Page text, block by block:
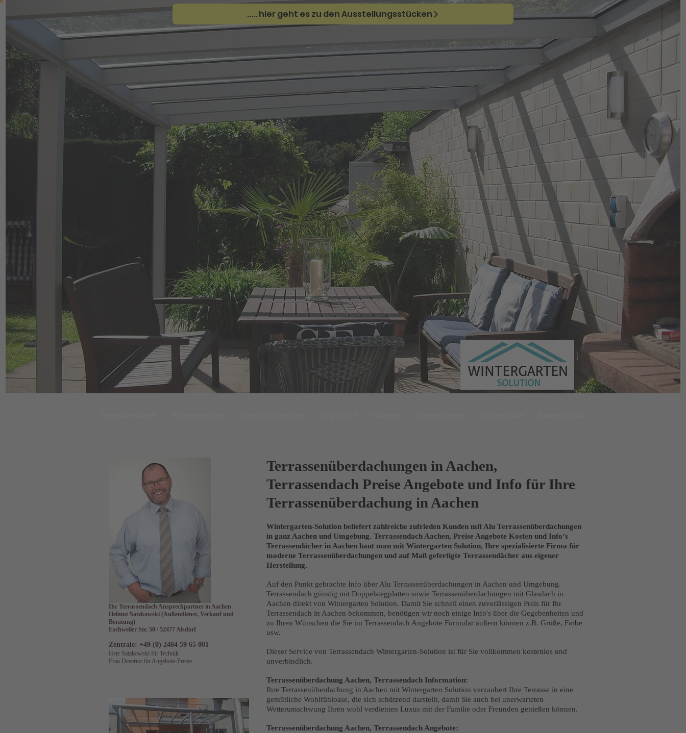
..... hier geht es zu den Ausstellungsstücken
Ihr Terrassendach Ansprechpartner in Aachen
Helmut Satzkowski (Außendienst, Verkauf und
Beratung)
Eschweiler Str. 50 / 52477 Alsdorf
Zentrale: +49 (0) 2404 59 65 001
Herr Satzkowski für Technik
Frau Deserno für Angebote-Preise
Terrassenüberdachungen in Aachen,
Terrassendach Preise Angebote und Info für Ihre
Terrassenüberdachung in Aachen
Wintergarten-Solution beliefert zahlreiche zufrieden Kunden mit Alu Terrassenüberdachungen
in ganz Aachen und Umgebung. Terrassendach Aachen, Preise Angebote Kosten und Info‘s
Terrassendächer in Aachen baut man mit Wintergarten Solution, Ihre spezialisierte Firma für
moderne Terrassenüberdachungen und auf Maß gefertigte Terrassendächer aus eigener
Herstellung.
Auf den Punkt gebrachte Info über Alu Terrassenüberdachungen in Aachen und Umgebung.
Terrassendach günstig mit Doppelstegplatten sowie Terrassenüberdachungen mit Glasdach in
Aachen direkt von Wintergarten Solution. Damit Sie schnell einen zuverlässigen Preis für Ihr
Terrassendach in Aachen bekommen, benötigen wir noch einige Info's über die Gegebenheiten und
zu Ihren Wünschen die Sie im Terrassendach Angebote Formular äußern können z.B. Größe, Farbe
usw.
Dieser Service von Terrassendach Wintergarten-Solution ist für Sie vollkommen kostenlos und
unverbindlich.
Terrassenüberdachung Aachen, Terrassendach Information:
Ihre Terrassenüberdachung in Aachen mit Wintergarten Solution verzaubert Ihre Terrasse in eine
gemütliche Wohlfühloase, die sich schützend darstellt, damit Sie auch bei unerwarteten
Wetterumschwung Ihren wohl verdienten Luxus mit der Familie oder Freunden genießen können.
Terrassenüberdachung Aachen, Terrassendach Angebote: